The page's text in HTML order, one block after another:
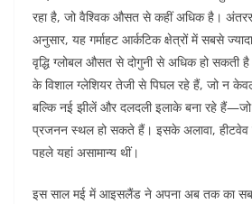
रहा है, जो वैश्विक औसत से कहीं अधिक है।
अनुसार, यह गर्माहट आर्कटिक क्षेत्रों में सबसे
वृद्धि ग्लोबल औसत से दोगुनी से अधिक हो सकती
के विशाल ग्लेशियर तेजी से पिघल रहे हैं, जो न
बल्कि नई झीलें और दलदली इलाके बना रहे हैं—जो
प्रजनन स्थल हो सकते हैं। इसके अलावा, हीटवेव
पहले यहां असामान्य थीं।
इस साल मई में आइसलैंड ने अपना अब तक का सबसे